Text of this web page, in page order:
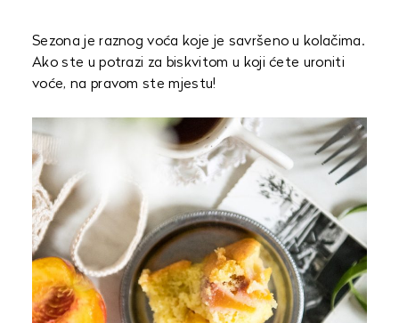
Sezona je raznog voća koje je savršeno u kolačima.
Ako ste u potrazi za biskvitom u koji ćete uroniti
voće, na pravom ste mjestu!